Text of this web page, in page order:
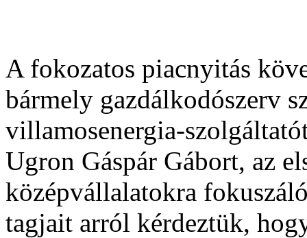
A fokozatos piacnyitás
bármely gazdálkodószerv
villamosenergia-
Ugron Gáspár Gábort, az
középvállalatokra
tagjait arról kérdeztük,